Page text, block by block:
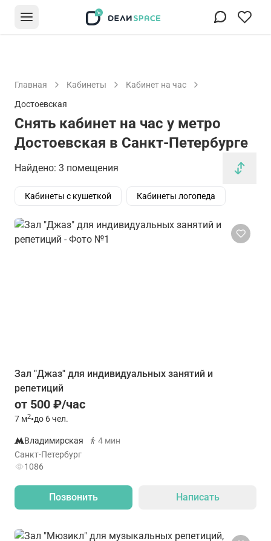
Главная Кабинеты
Кабинет на час
Достоевская
Снять кабинет на час у метро
Достоевская в Санкт-Петербурге
Найдено: 3 помещения
Кабинеты с кушеткой Кабинеты логопеда
Зал "Джаз" для индивидуальных занятий и
репетиций
от 500 ₽/час
7 м2•до 6 чел.
Владимирская
4 мин
Санкт-Петербург
1086
Позвонить Написать